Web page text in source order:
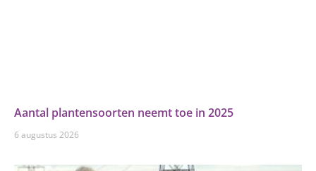
Aantal plantensoorten neemt toe in 2025
6 augustus 2026